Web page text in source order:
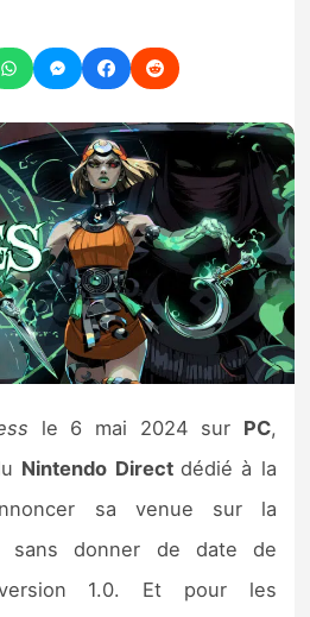
le 6 mai 2024 sur PC,
Nintendo Direct dédié à la
sa venue sur la
sans donner de date de
1.0. Et pour les